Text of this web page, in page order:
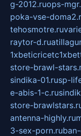
g-2012.ruops-
poka-vse-
tehosmotre.ru
raytor-d.ru
store-brawl-
sindika-01.rusp-
e-abis-1-c.ru
store-
antenna-highly.ru
3-sex-porn.ru